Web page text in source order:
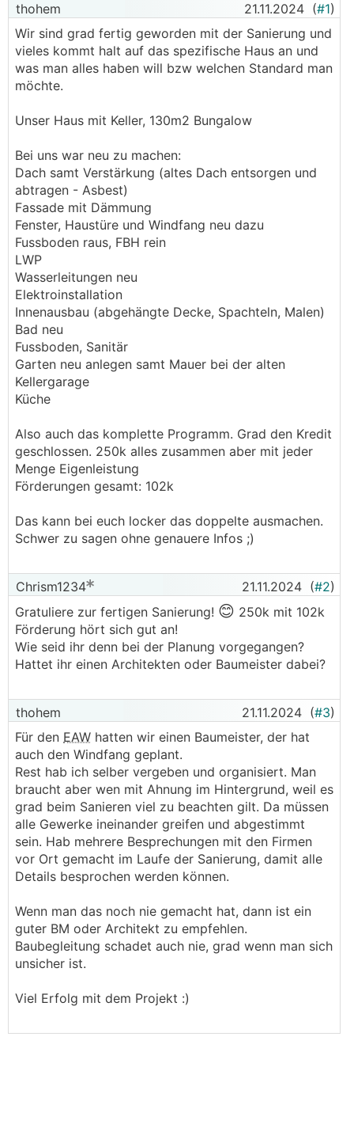
thohem 21.11.2024 (#1)
Wir sind grad fertig geworden mit der Sanierung und
vieles kommt halt auf das spezifische Haus an und
was man alles haben will bzw welchen Standard man
möchte.
Unser Haus mit Keller, 130m2 Bungalow
Bei uns war neu zu machen:
Dach samt Verstärkung (altes Dach entsorgen und
abtragen - Asbest)
Fassade mit Dämmung
Fenster, Haustüre und Windfang neu dazu
Fussboden raus, FBH rein
LWP
Wasserleitungen neu
Elektroinstallation
Innenausbau (abgehängte Decke, Spachteln, Malen)
Bad neu
Fussboden, Sanitär
Garten neu anlegen samt Mauer bei der alten
Kellergarage
Küche
Also auch das komplette Programm. Grad den Kredit
geschlossen. 250k alles zusammen aber mit jeder
Menge Eigenleistung
Förderungen gesamt: 102k
Das kann bei euch locker das doppelte ausmachen.
Schwer zu sagen ohne genauere Infos ;)
Chrism1234 21.11.2024 (#2)
Gratuliere zur fertigen Sanierung! 😊 250k mit 102k
Förderung hört sich gut an!
Wie seid ihr denn bei der Planung vorgegangen?
Hattet ihr einen Architekten oder Baumeister dabei?
thohem 21.11.2024 (#3)
Für den EAW hatten wir einen Baumeister, der hat
auch den Windfang geplant.
Rest hab ich selber vergeben und organisiert. Man
braucht aber wen mit Ahnung im Hintergrund, weil es
grad beim Sanieren viel zu beachten gilt. Da müssen
alle Gewerke ineinander greifen und abgestimmt
sein. Hab mehrere Besprechungen mit den Firmen
vor Ort gemacht im Laufe der Sanierung, damit alle
Details besprochen werden können.
Wenn man das noch nie gemacht hat, dann ist ein
guter BM oder Architekt zu empfehlen.
Baubegleitung schadet auch nie, grad wenn man sich
unsicher ist.
Viel Erfolg mit dem Projekt :)